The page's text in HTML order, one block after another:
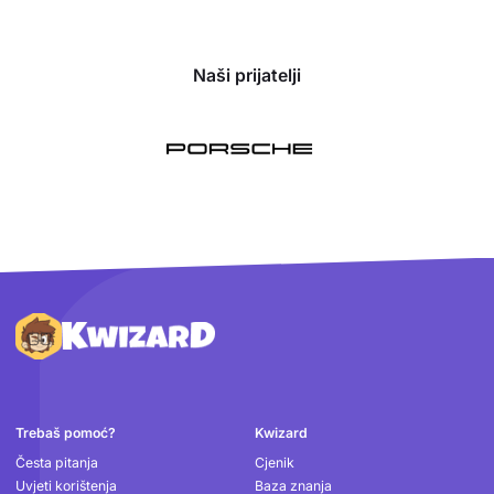
Naši prijatelji
Podnožje
Trebaš pomoć?
Česta pitanja
Uvjeti korištenja
Kwizard
Cjenik
Baza znanja